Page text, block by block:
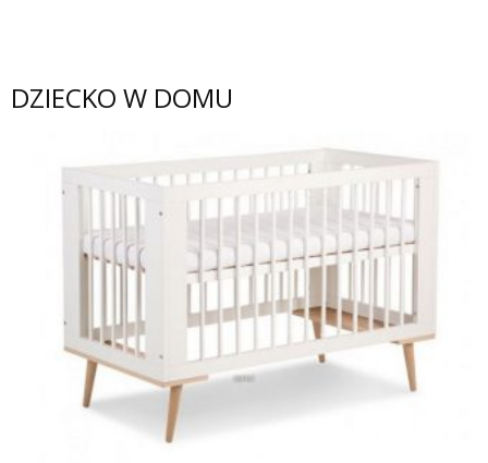
DZIECKO W DOMU